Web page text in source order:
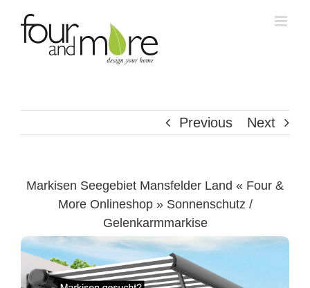
Previous Next
Markisen Seegebiet Mansfelder Land « Four &
More Onlineshop » Sonnenschutz /
Gelenkarmmarkise